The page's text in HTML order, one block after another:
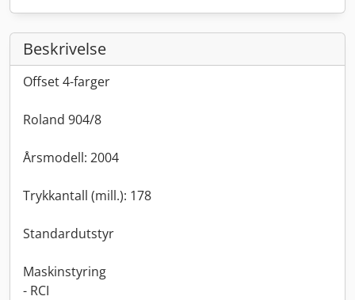
Beskrivelse
Offset 4-farger
Roland 904/8
Årsmodell: 2004
Trykkantall (mill.): 178
Standardutstyr
Maskinstyring
- RCI